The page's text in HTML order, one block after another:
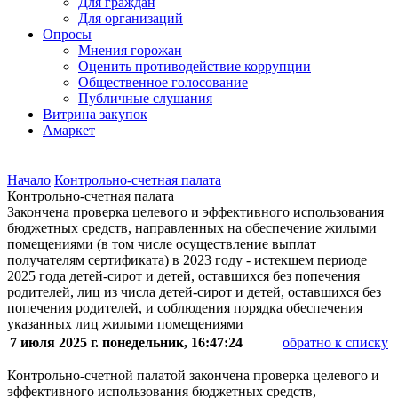
Для организаций
Опросы
Мнения горожан
Оценить противодействие коррупции
Общественное голосование
Публичные слушания
Витрина закупок
Амаркет
Начало Контрольно-счетная палата
Контрольно-счетная палата
Закончена проверка целевого и эффективного использования
бюджетных средств, направленных на обеспечение жилыми
помещениями (в том числе осуществление выплат
получателям сертификата) в 2023 году - истекшем периоде
2025 года детей-сирот и детей, оставшихся без попечения
родителей, лиц из числа детей-сирот и детей, оставшихся без
попечения родителей, и соблюдения порядка обеспечения
указанных лиц жилыми помещениями
7 июля 2025 г. понедельник, 16:47:24
обратно к списку
Контрольно-счетной палатой закончена проверка целевого и
эффективного использования бюджетных средств,